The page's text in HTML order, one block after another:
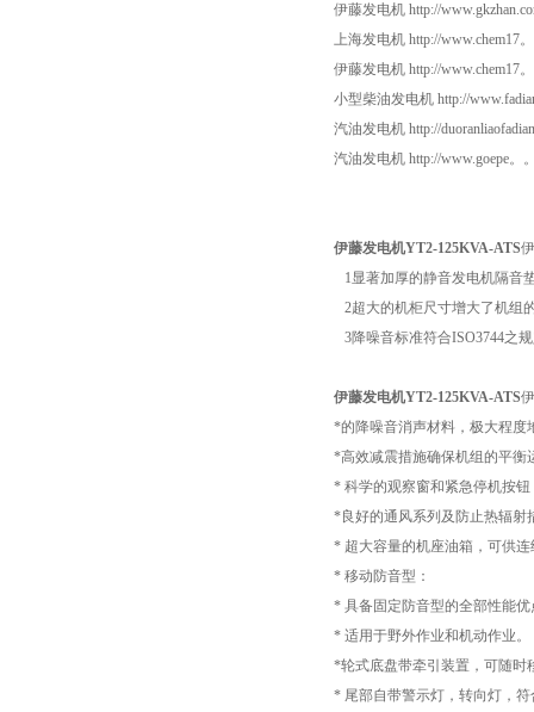
伊藤发电机 http://
上海发电机 http://www.chem17
伊藤发电机 http://www.chem17
小型柴油发电机 http://
汽油发电机 http://
汽油发电机 http://www.goepe。
伊藤发电机YT2-125KVA-ATS
1显著加厚的静音发电机隔音
2超大的机柜尺寸增大了机组
3降噪音标准符合ISO3744之
伊藤发电机YT2-125KVA-ATS
*的降噪音消声材料，极大程度
*高效减震措施确保机组的平衡
* 科学的观察窗和紧急停机按
*良好的通风系列及防止热辐射
* 超大容量的机座油箱，可供连
* 移动防音型：
* 具备固定防音型的全部性能优
* 适用于野外作业和机动作业。
*轮式底盘带牵引装置，可随时
* 尾部自带警示灯，转向灯，